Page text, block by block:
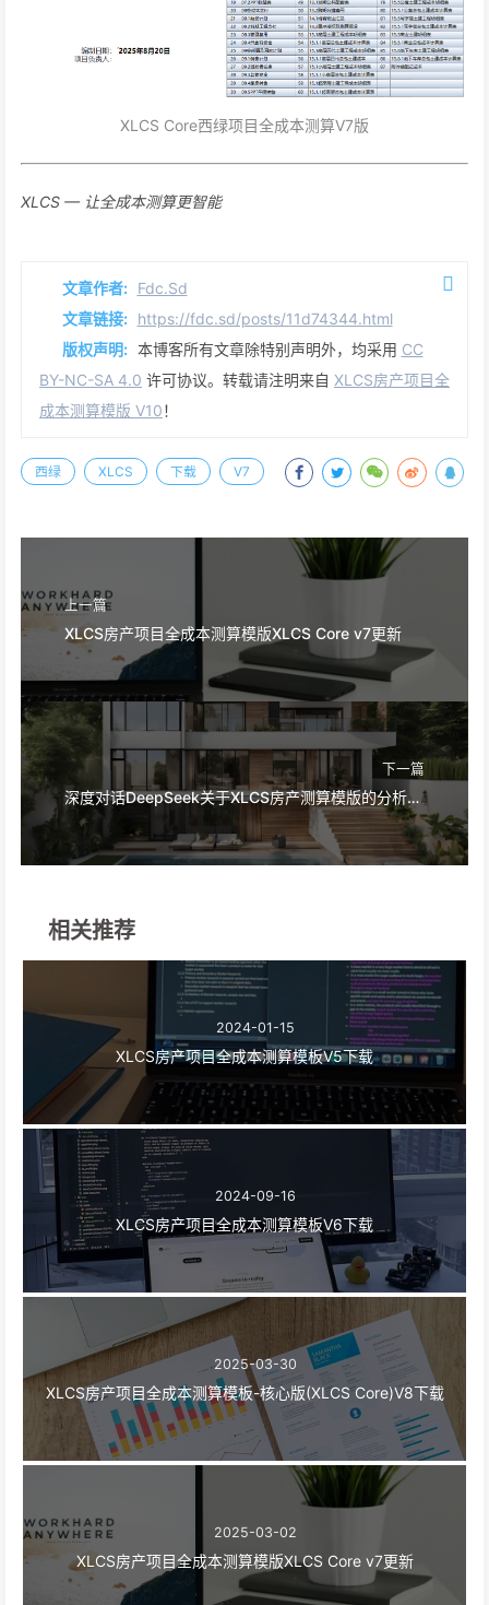
XLCS Core西绿项目全成本测算V7版
XLCS — 让全成本测算更智能
文章作者: Fdc.Sd
文章链接: https://fdc.sd/posts/11d74344.html
版权声明: 本博客所有文章除特别声明外，均采用 CC
BY-NC-SA 4.0 许可协议。转载请注明来自 XLCS房产项目全
成本测算模版 V10！
西绿 XLCS 下载 V7
上一篇
XLCS房产项目全成本测算模版XLCS Core v7更新
下一篇
深度对话DeepSeek关于XLCS房产测算模版的分析评价
相关推荐
2024-01-15
XLCS房产项目全成本测算模板V5下载
2024-09-16
XLCS房产项目全成本测算模板V6下载
2025-03-30
XLCS房产项目全成本测算模板-核心版(XLCS Core)V8下载
2025-03-02
XLCS房产项目全成本测算模版XLCS Core v7更新